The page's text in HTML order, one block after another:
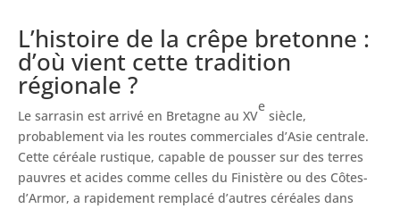
L’histoire de la crêpe bretonne :
d’où vient cette tradition
régionale ?
Le sarrasin est arrivé en Bretagne au XV
e
siècle,
probablement via les routes commerciales d’Asie centrale.
Cette céréale rustique, capable de pousser sur des terres
pauvres et acides comme celles du Finistère ou des Côtes-
d’Armor, a rapidement remplacé d’autres céréales dans